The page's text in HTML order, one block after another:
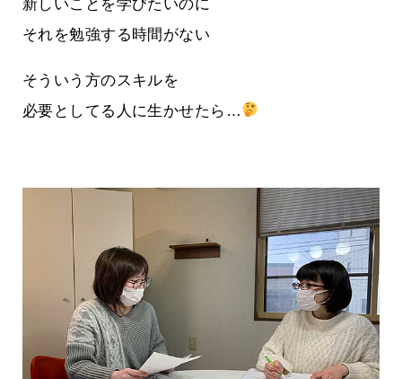
新しいことを学びたいのに
それを勉強する時間がない
そういう方のスキルを
必要としてる人に生かせたら…